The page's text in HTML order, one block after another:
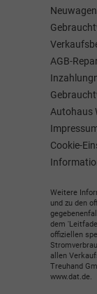
AGB-
Autohaus
Cookie-
Weitere
und zu den
dem
offiziellen
allen
Treuhand
www.dat.de.